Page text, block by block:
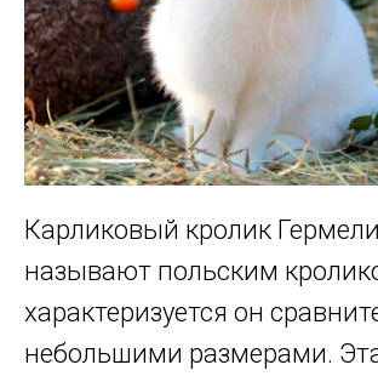
Карликовый кролик
называют польским
характеризуется он
небольшими размерами.